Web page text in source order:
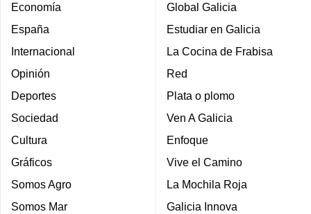
Economía
España
Internacional
Opinión
Deportes
Sociedad
Cultura
Gráficos
Somos Agro
Somos Mar
Global Galicia
Estudiar en Galicia
La Cocina de Frabisa
Red
Plata o plomo
Ven A Galicia
Enfoque
Vive el Camino
La Mochila Roja
Galicia Innova